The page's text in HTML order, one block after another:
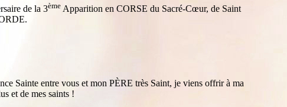
de la 3ème Apparition en CORSE du Sacré-Cœur, de Saint
Sainte entre vous et mon PÈRE très Saint, je viens offrir à ma
et de mes saints !